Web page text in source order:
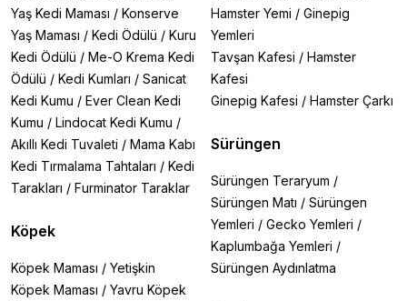
Yaş Kedi Maması / Konserve
Yaş Maması / Kedi Ödülü / Kuru
Kedi Ödülü / Me-O Krema Kedi
Ödülü / Kedi Kumları / Sanicat
Kedi Kumu / Ever Clean Kedi
Kumu / Lindocat Kedi Kumu /
Akıllı Kedi Tuvaleti / Mama Kabı
Kedi Tırmalama Tahtaları / Kedi
Tarakları / Furminator Taraklar
Köpek
Köpek Maması / Yetişkin
Köpek Maması / Yavru Köpek
Hamster Yemi / Ginepig
Yemleri
Tavşan Kafesi / Hamster
Kafesi
Ginepig Kafesi / Hamster Çarkı
Sürüngen
Sürüngen Teraryum /
Sürüngen Matı / Sürüngen
Yemleri / Gecko Yemleri /
Kaplumbağa Yemleri /
Sürüngen Aydınlatma